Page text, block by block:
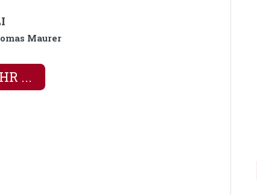
Maurer
...